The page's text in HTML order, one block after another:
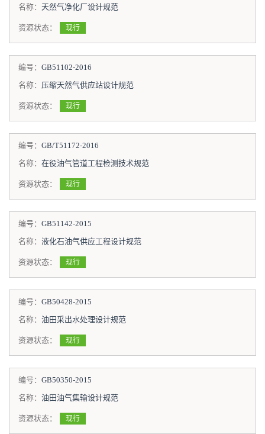
名称： 天然气净化厂设计规范
资源状态： 现行
编号： GB51102-2016
名称： 压缩天然气供应站设计规范
资源状态： 现行
编号： GB/T51172-2016
名称： 在役油气管道工程检测技术规范
资源状态： 现行
编号： GB51142-2015
名称： 液化石油气供应工程设计规范
资源状态： 现行
编号： GB50428-2015
名称： 油田采出水处理设计规范
资源状态： 现行
编号： GB50350-2015
名称： 油田油气集输设计规范
资源状态： 现行